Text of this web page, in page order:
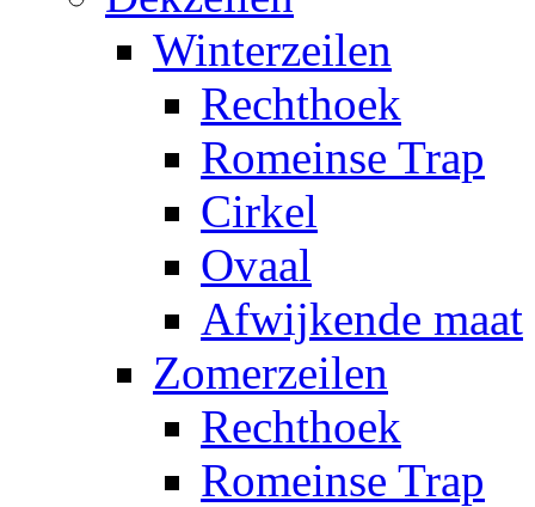
Winterzeilen
Rechthoek
Romeinse Trap
Cirkel
Ovaal
Afwijkende maat
Zomerzeilen
Rechthoek
Romeinse Trap